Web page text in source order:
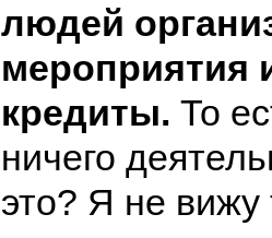
людей
мероприятия
кредиты. То
ничего
это? Я не